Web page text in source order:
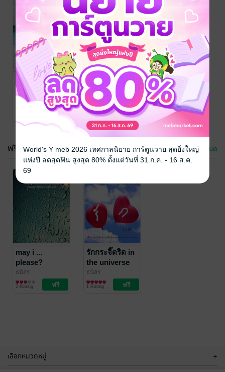
วุ่นนัก...รักเรา
ธนิสร
นิยายโรมานซ์
ฟรีกระจาย ดูทั้งหมด
may i ...
please?
ธนิสร
รวมเรื่องสั้น
2 Rating
รักกระจิ๊ดริด in
the universe
ธนิสร
รวมเรื่องสั้น
1 Rating
เลือกหมวดหมู่ +
World's Y meb 2026 เทศกาลนิยาย การ์ตูนวาย สุดยิ่งใหญ่
แห่งปี ลดสุดฟิน สูงสุด 80% ตั้งแต่วันที่ 31 ก.ค. - 16 ส.ค.
69